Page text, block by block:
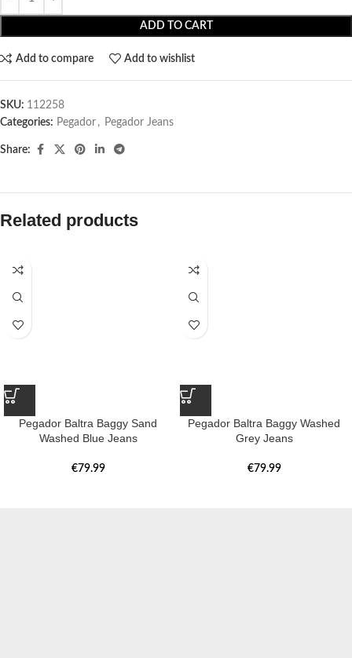
ADD TO CART
Add to compare Add to wishlist
SKU: 112258
Categories: Pegador​ , Pegador Jeans
Share:
Related products
Pegador Baltra Baggy Sand
Washed Blue Jeans
€79.99
Pegador Baltra Baggy Washed
Grey Jeans
€79.99